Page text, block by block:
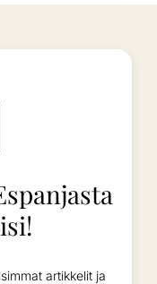
artikkelit ja